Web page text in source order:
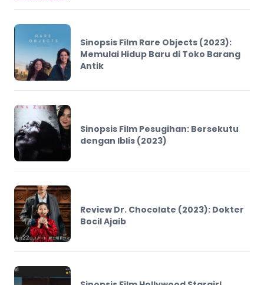
Sinopsis Film Rare Objects (2023):
Memulai Hidup Baru di Toko Barang
Antik
Sinopsis Film Pesugihan: Bersekutu
dengan Iblis (2023)
Review Dr. Chocolate (2023): Dokter
Bocil Ajaib